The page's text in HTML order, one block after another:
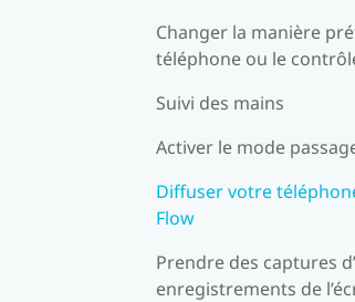
Changer la manière
téléphone ou le
Suivi des mains
Activer le mode
Diffuser votre
Flow
Prendre des captures
enregistrements de